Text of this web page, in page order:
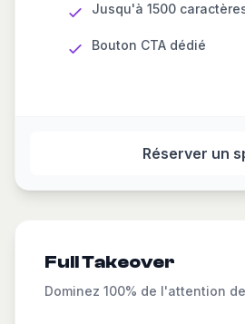
Jusqu'à 1500
Bouton CTA dédié
Réserver un
Full Takeover
Dominez 100% de l'attention